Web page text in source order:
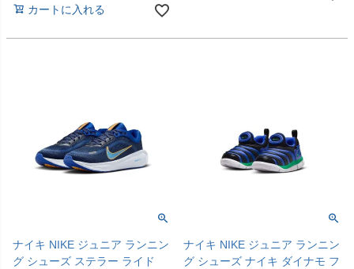
カートに入れる
ナイキ NIKE ジュニア ランニン
グ シューズ ステラー ライド
ナイキ NIKE ジュニア ランニン
グ シューズ ナイキ ダイナモ フ